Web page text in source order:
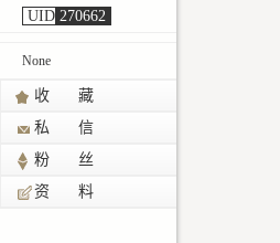
UID 270662
None
收 藏
私 信
粉 丝
资 料